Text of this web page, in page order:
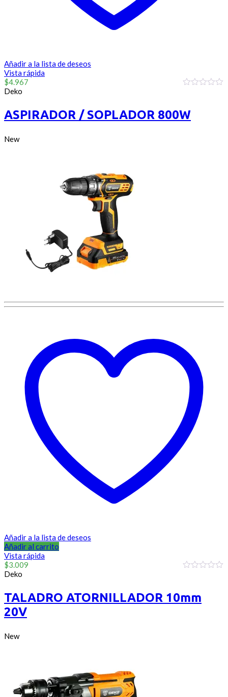
Añadir a la lista de deseos
Vista rápida
5
$4.967
Deko
ASPIRADOR / SOPLADOR 800W
New
Añadir a la lista de deseos
Añadir al carrito
Vista rápida
5
$3.009
Deko
TALADRO ATORNILLADOR 10mm
20V
New